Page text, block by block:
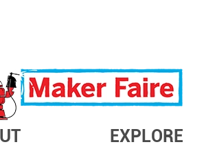
EXPLORE